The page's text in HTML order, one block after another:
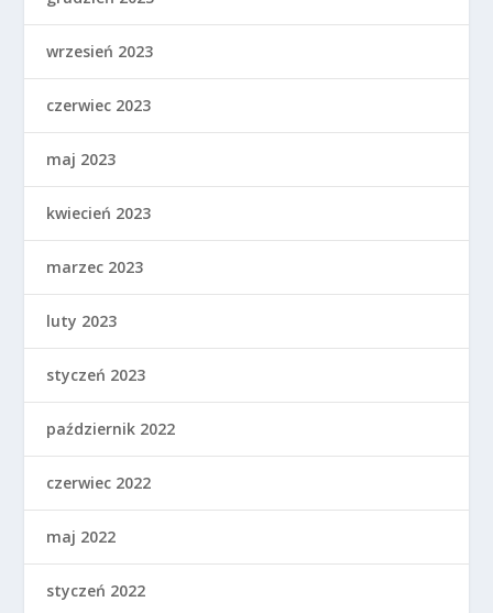
wrzesień 2023
czerwiec 2023
maj 2023
kwiecień 2023
marzec 2023
luty 2023
styczeń 2023
październik 2022
czerwiec 2022
maj 2022
styczeń 2022